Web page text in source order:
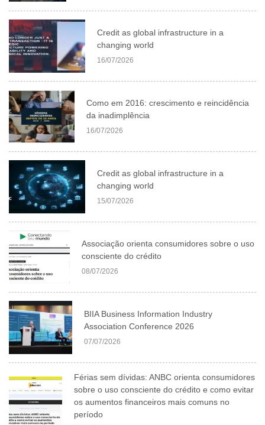
Credit as global infrastructure in a
changing world
16/07/2026
Como em 2016: crescimento e reincidência
da inadimplência
16/07/2026
Credit as global infrastructure in a
changing world
15/07/2026
Associação orienta consumidores sobre o uso
consciente do crédito
08/07/2026
BIIA Business Information Industry
Association Conference 2026
07/07/2026
Férias sem dívidas: ANBC orienta consumidores
sobre o uso consciente do crédito e como evitar
os aumentos financeiros mais comuns no
período